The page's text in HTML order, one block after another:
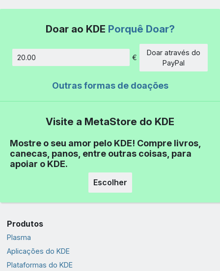
Doar ao KDE Porquê Doar?
Montante
€
Doar através do
PayPal
Outras formas de doações
Visite a MetaStore do KDE
Mostre o seu amor pelo KDE! Compre livros,
canecas, panos, entre outras coisas, para
apoiar o KDE.
Escolher
Produtos
Plasma
Aplicações do KDE
Plataformas do KDE